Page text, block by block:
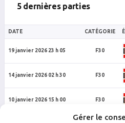
Gérer le
5 dernières parties
DATE CATÉGORIE
19 janvier 2026 23 h 05 F30
14 janvier 2026 02 h 30 F30
10 janvier 2026 15 h 00 F30